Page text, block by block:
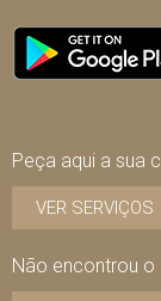
Peça aqui a sua
VER SERVIÇOS
Não encontrou o